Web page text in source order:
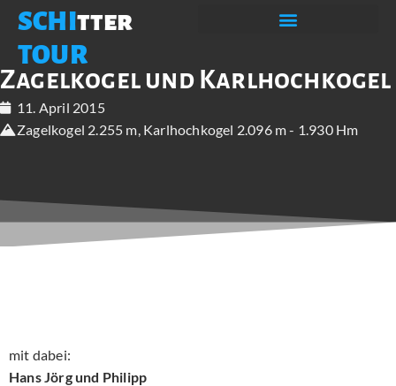
SCHItter
TOUR
Zagelkogel und Karlhochkogel
11. April 2015
Zagelkogel 2.255 m, Karlhochkogel 2.096 m - 1.930 Hm
mit dabei:
Hans Jörg und Philipp